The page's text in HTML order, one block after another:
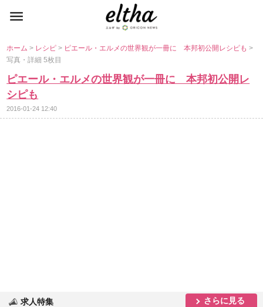
ホーム> レシピ> ピエール・エルメの世界観が一冊に 本邦初公開レシピも>
写真・詳細 5枚目
ピエール・エルメの世界観が一冊に 本邦初公開レ
シピも
2016-01-24 12:40
求人特集 さらに見る